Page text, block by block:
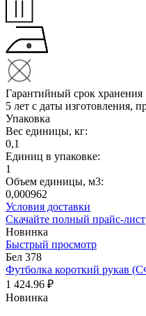
Гарантийный срок хранения
5 лет с даты изготовления,
Упаковка
Вес единицы, кг:
0,1
Единиц в упаковке:
1
Объем единицы, м3:
0,000962
Условия доставки
Скачайте полный прайс-лист
Новинка
Быстрый просмотр
Бел 378
Футболка короткий рукав
1 424.96 ₽
Новинка